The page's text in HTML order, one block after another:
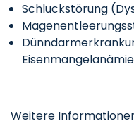
Schluckstörung
Weitere